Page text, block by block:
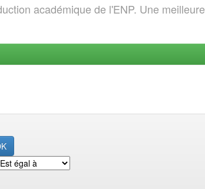
académique de l'ENP. Une meilleure